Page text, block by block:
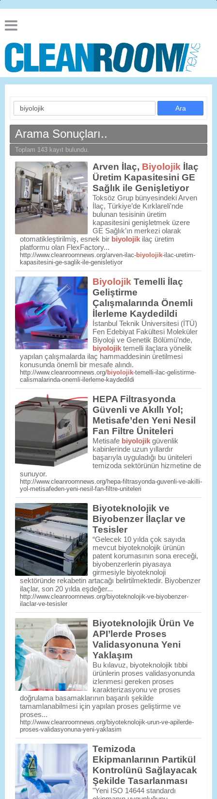
Arama Sonuçları..
Toplam 143 kayıt bulundu.
Arven İlaç, Biyolojik İlaç
Üretim Kapasitesini GE
Sağlık ile Genişletiyor
Toksöz Grup bünyesindeki Arven
İlaç, Türkiye’de Kırklareli'nde
bulunan tesisinin üretim
kapasitesini genişletmek üzere
GE Sağlık’ın merkezi olarak
otomatikleştirilmiş, esnek bir biyolojik ilaç üretim
platformu olan FlexFactory...
http://www.cleanroomnews.org/arven-ilac-biyolojik-ilac-uretim-
kapasitesini-ge-saglik-ile-genisletiyor
Biyolojik Temelli İlaç
Geliştirme
Çalışmalarında Önemli
İlerleme Kaydedildi
İstanbul Teknik Üniversitesi (İTÜ)
Fen Edebiyat Fakültesi Moleküler
Biyoloji ve Genetik Bölümü'nde,
biyolojik temelli ilaçlara yönelik
yapılan çalışmalarda ilaç hammaddesinin üretilmesi
konusunda önemli bir mesafe alındı.
http://www.cleanroomnews.org/biyolojik-temelli-ilac-gelistirme-
calismalarinda-onemli-ilerleme-kaydedildi
HEPA Filtrasyonda
Güvenli ve Akıllı Yol;
Metisafe’den Yeni Nesil
Fan Filtre Üniteleri
Metisafe biyolojik güvenlik
kabinlerinde uzun yıllardır
başarıyla uyguladığı bu üniteleri
temizoda sektörünün hizmetine de
sunuyor.
http://www.cleanroomnews.org/hepa-filtrasyonda-guvenli-ve-akilli-
yol-metisafeden-yeni-nesil-fan-filtre-uniteleri
Biyoteknolojik ve
Biyobenzer İlaçlar ve
Tesisler
“Gelecek 10 yılda çok sayıda
mevcut biyoteknolojik ürünün
patent korumasının sona ereceği,
biyobenzerlerin piyasaya
girmesiyle biyoteknoloji
sektöründe rekabetin artacağı belirtilmektedir. Biyobenzer
ilaçlar, son 20 yılda eşdeğer...
http://www.cleanroomnews.org/biyoteknolojik-ve-biyobenzer-
ilaclar-ve-tesisler
Biyoteknolojik Ürün Ve
API’lerde Proses
Validasyonuna Yeni
Yaklaşım
Bu kılavuz, biyoteknolojik tıbbi
ürünlerin proses validasyonunda
izlenmesi gereken proses
karakterizasyonu ve proses
doğrulama basamaklarının başarılı şekilde
tamamlanabilmesi için yapılan proses geliştirme ve
proses...
http://www.cleanroomnews.org/biyoteknolojik-urun-ve-apilerde-
proses-validasyonuna-yeni-yaklasim
Temizoda
Ekipmanlarının Partikül
Kontrolünü Sağlayacak
Şekilde Tasarlanması
"Yeni ISO 14644 standardı